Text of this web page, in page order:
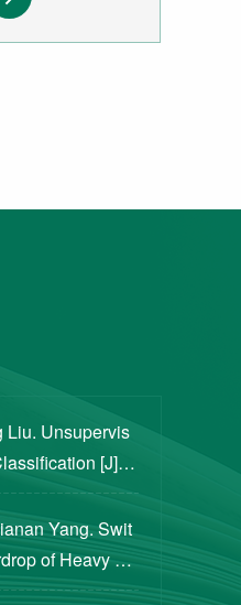
Liu. Unsupervis
[J]. S
1415...
Yang. Swit
of Heavy Pa
2023...